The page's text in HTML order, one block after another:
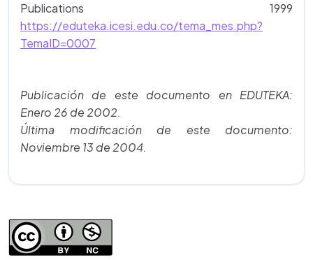
Publications 1999
https://eduteka.icesi.edu.co/tema_mes.php?
TemaID=0007
Publicación de este documento en EDUTEKA:
Enero 26 de 2002.
Última modificación de este documento:
Noviembre 13 de 2004.